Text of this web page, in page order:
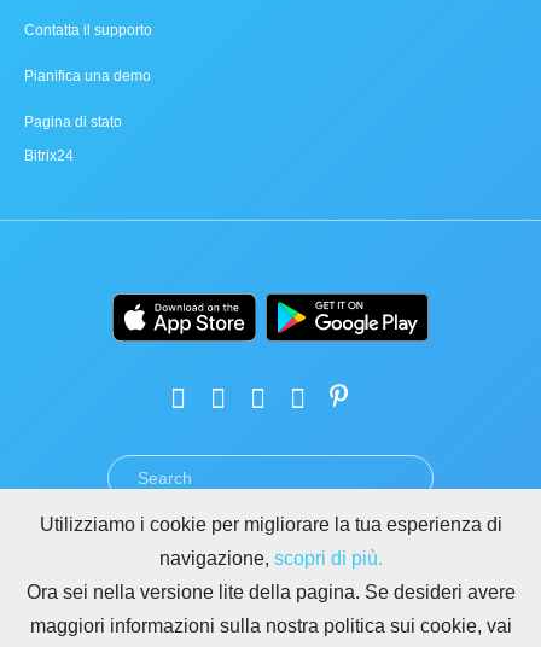
Contatta il supporto
Pianifica una demo
Pagina di stato
Bitrix24
PRIVACY GDPR
ABUSO
REGOLE PER I SITI DI BITRIX24
Copyright © 2026 Bitrix24
Utilizziamo i cookie per migliorare la tua esperienza di
navigazione, scopri di più.
Ora sei nella versione lite della pagina. Se desideri avere
maggiori informazioni sulla nostra politica sui cookie, vai